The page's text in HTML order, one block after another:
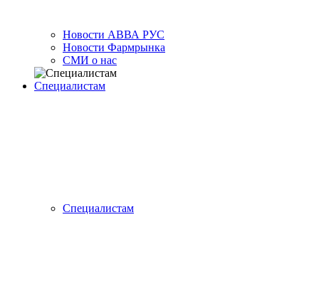
Новости АВВА РУС
Новости Фармрынка
СМИ о нас
Специалистам
Специалистам